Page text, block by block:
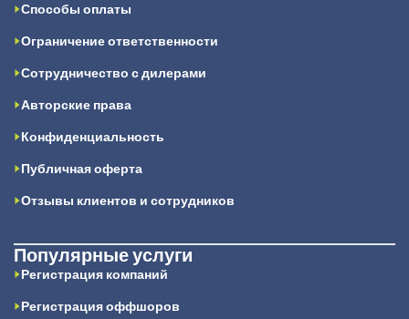
Способы оплаты
Ограничение ответственности
Сотрудничество с дилерами
Авторские права
Конфиденциальность
Публичная оферта
Отзывы клиентов и сотрудников
Популярные услуги
Регистрация компаний
Регистрация оффшоров